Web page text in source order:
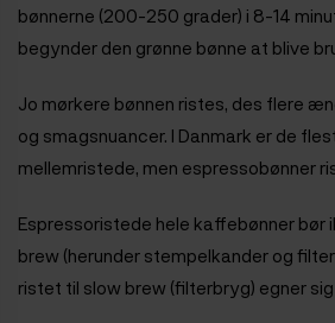
bønnerne (200-250 grader) i 8-14
begynder den grønne bønne at blive
Jo mørkere bønnen ristes, des flere
og smagsnuancer. I Danmark er de
mellemristede, men espressobønner
Espressoristede hele kaffebønner bør
brew (herunder stempelkander og
ristet til slow brew (filterbryg) egner